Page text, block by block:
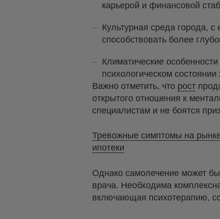
карьерой и финансовой
Культурная среда города,
способствовать более
Климатические
психологическом состоянии
Важно отметить, что рост
открытого отношения к
специалистам и не боятся
Тревожные симптомы на
ипотеки
Однако самолечение может
врача. Необходима
включающая психотерапию,